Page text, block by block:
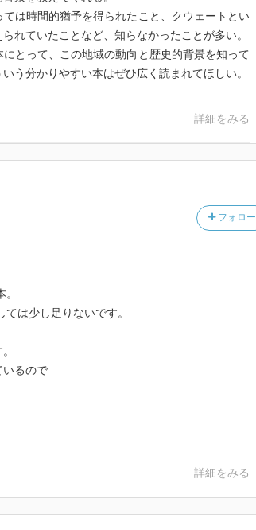
ユダヤ人の所有する土地はパレスチナの2％。
た。パレスチナ人の政治家や有力者の中には、
り、その資金をパレスチナでの土地購入にあて
の大儀」を口にしながらも、「シオニストに
れてしまったお馬鹿さんにはとてもつきあいきれ
シオニストの手に渡る。・・これがシオニス
使館客員研究員。現在1992放送大学助教授。
書館
は時間的猶予を得られたこと、クウェートとい
れていたことなど、知らなかったことが多い。
とって、この地域の動向と歴史的背景を知って
う分かりやすい本はぜひ広く読まれてほしい。
詳細をみる
フォロー
は少し足りないです。
いるので
詳細をみる